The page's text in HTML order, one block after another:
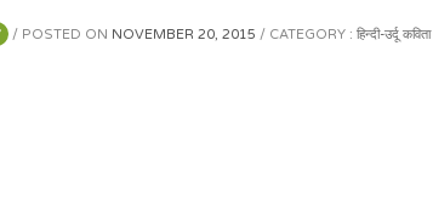
POSTED ON NOVEMBER 20, 2015 CATEGORY :हिन्दी-उर्दू कविता